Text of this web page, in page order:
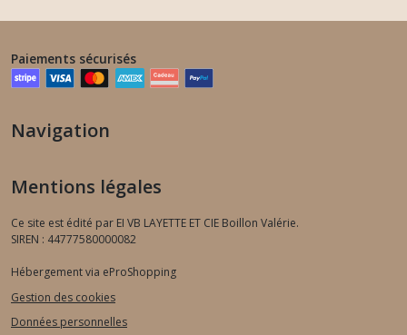
Paiements sécurisés
Navigation
Mentions légales
Ce site est édité par EI VB LAYETTE ET CIE Boillon Valérie.
SIREN : 44777580000082
Hébergement via eProShopping
Gestion des cookies
Données personnelles